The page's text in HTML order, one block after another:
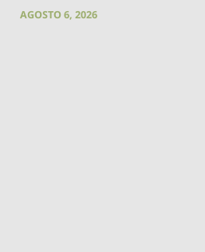
AGOSTO 6, 2026